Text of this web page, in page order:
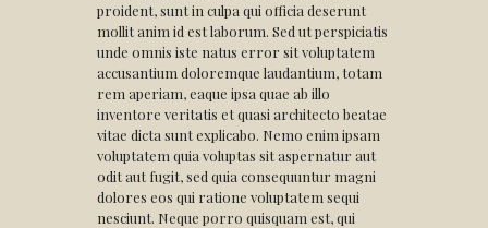
proident, sunt in culpa qui officia deserunt
mollit anim id est laborum. Sed ut perspiciatis
unde omnis iste natus error sit voluptatem
accusantium doloremque laudantium, totam
rem aperiam, eaque ipsa quae ab illo
inventore veritatis et quasi architecto beatae
vitae dicta sunt explicabo. Nemo enim ipsam
voluptatem quia voluptas sit aspernatur aut
odit aut fugit, sed quia consequuntur magni
dolores eos qui ratione voluptatem sequi
nesciunt. Neque porro quisquam est, qui